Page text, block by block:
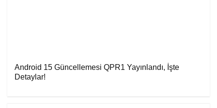
Android 15 Güncellemesi QPR1 Yayınlandı, İşte
Detaylar!